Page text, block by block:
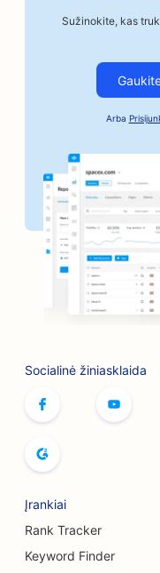
SEO automobilių
SEO užstato už
SEO kepykloms
SEO bankams
SEO kirpykloms
SEO stalo
SEO kepsninėms
SEO knygynams
SEO boulingo
SEO duonos
SEO krūtų
SEO alaus
Sužinokite, kas
Arba
Socialinė žiniasklaida
Įrankiai
Rank Tracker
Keyword Finder